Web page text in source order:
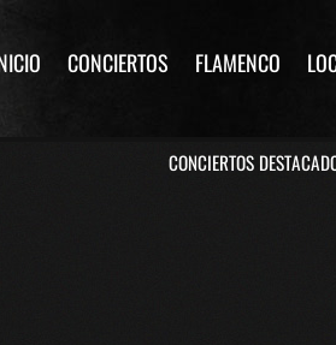
CONCIERTOS FLAMENCO
CONCIERTOS